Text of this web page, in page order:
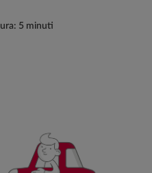
5 minuti